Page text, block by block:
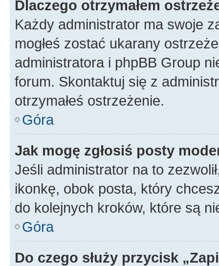
Dlaczego otrzymałem
Każdy administrator ma swoje
mogłeś zostać ukarany
administratora i phpBB Group
forum. Skontaktuj się z
otrzymałeś ostrzeżenie.
Góra
Jak mogę zgłosiś posty
Jeśli administrator na to
ikonkę, obok posta, który
do kolejnych kroków, które są
Góra
Do czego służy przycisk